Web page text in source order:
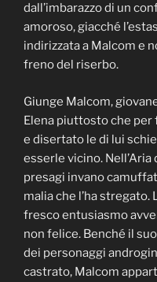
dall’imbarazzo di un
amoroso, giacché
indirizzata a Malcom e
freno del riserbo.
Giunge Malcom,
Elena piuttosto che per
e disertato le di lui
esserle vicino.
presagi invano
malia che l’ha
fresco entusiasmo
non felice. Benché il
dei personaggi
castrato, Malcom